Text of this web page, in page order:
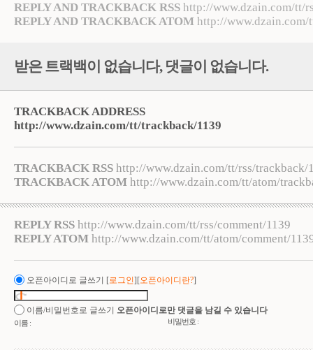
REPLY AND TRACKBACK RSS http://www.dzain.com/tt/
REPLY AND TRACKBACK ATOM http://www.dzain.com/
받은 트랙백이 없습니다, 댓글이 없습니다.
TRACKBACK ADDRESS
http://www.dzain.com/tt/trackback/1139
TRACKBACK RSS http://www.dzain.com/tt/rss/trackback/
TRACKBACK ATOM http://www.dzain.com/tt/atom/
REPLY RSS http://www.dzain.com/tt/rss/comment/1139
REPLY ATOM http://www.dzain.com/tt/atom/comment/
오픈아이디로 글쓰기 [로그인][오픈아이디란?]
이름/비밀번호로 글쓰기 오픈아이디로만 댓글을 남길 수 있습니다
이름 : 비밀번호 :